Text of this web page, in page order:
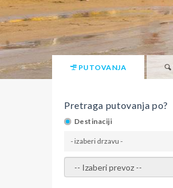
PUTOVANJA
Pretraga putovanja po?
Destinaciji
- izaberi drzavu -
- izaberi prevoz -